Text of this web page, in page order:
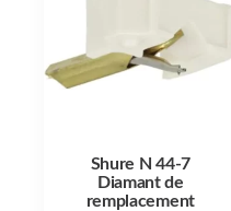
Shure N 44-7
Diamant de
remplacement